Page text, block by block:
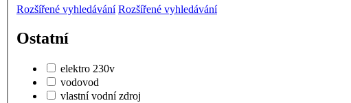
Rozšířené vyhledávání Rozšířené vyhledávání
Ostatní
elektro 230v
vodovod
vlastní vodní zdroj